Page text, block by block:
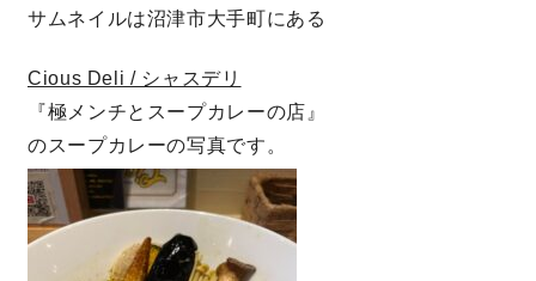
営業時間／10:00～20:00 定休日／年末年始
来店・見学予約
OWNER’S SITE オーナーズサイト
サムネイルは沼津市大手町にある
Cious Deli / シャスデリ
『極メンチとスープカレーの店』
のスープカレーの写真です。